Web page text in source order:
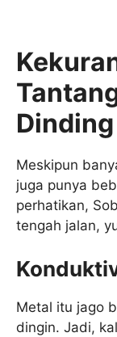
Meskipun
juga punya
perhatikan,
tengah jalan,
Metal itu jago
dingin. Jadi,